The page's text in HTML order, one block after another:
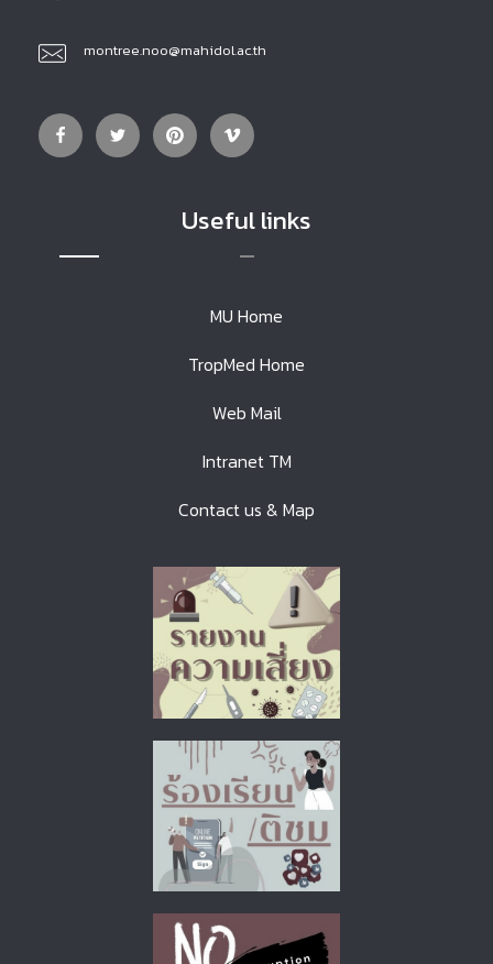
montree.noo@mahidol.ac.th
Useful links
MU Home
TropMed Home
Web Mail
Intranet TM
Contact us & Map